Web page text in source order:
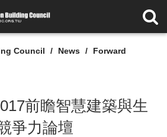
Council News Forward
前瞻智慧建築與生
爭力論壇